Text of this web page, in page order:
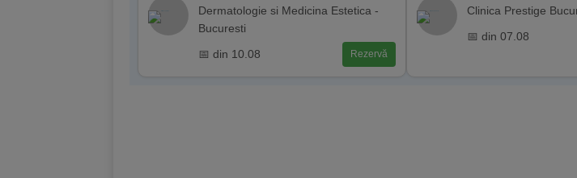
Dermatologie si Medicina Estetica -
Bucuresti
📅 din 10.08 Rezervă
Clinica Prestige
📅 din 07.08